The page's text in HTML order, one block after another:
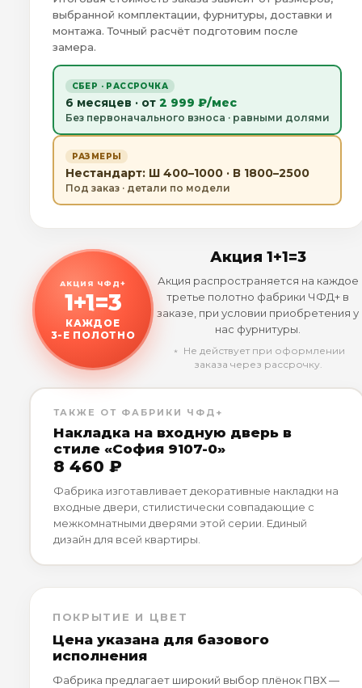
выбранной комплектации, фурнитуры, доставки и
монтажа. Точный расчёт подготовим после
замера.
СБЕР · РАССРОЧКА
6 месяцев · от 2 999 ₽/мес
Без первоначального взноса · равными долями
РАЗМЕРЫ
Нестандарт: Ш 400–1000 · В 1800–2500
Под заказ · детали по модели
АКЦИЯ ЧФД+
1+1=3
КАЖДОЕ
3-Е ПОЛОТНО
Акция 1+1=3
Акция распространяется на каждое
третье полотно фабрики ЧФД+ в
заказе, при условии приобретения у
нас фурнитуры.
﹡ Не действует при оформлении
заказа через рассрочку.
ТАКЖЕ ОТ ФАБРИКИ ЧФД+
Накладка на входную дверь в
стиле «София 9107-0»
8 460 ₽
Фабрика изготавливает декоративные накладки на
входные двери, стилистически совпадающие с
межкомнатными дверями этой серии. Единый
дизайн для всей квартиры.
ПОКРЫТИЕ И ЦВЕТ
Цена указана для базового
исполнения
Фабрика предлагает широкий выбор плёнок ПВХ —